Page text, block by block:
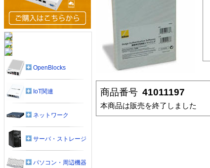
商品番号 41011197
本商品は販売を終了しました
OpenBlocks
IoT関連
ネットワーク
サーバ・ストレージ
パソコン・周辺機器